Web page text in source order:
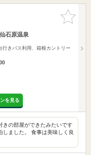
お気に入
りに追加
石原温泉
行きバス利用、箱根カントリー
を見る
きの部屋ができたみたいです
ました。 食事は美味しく良